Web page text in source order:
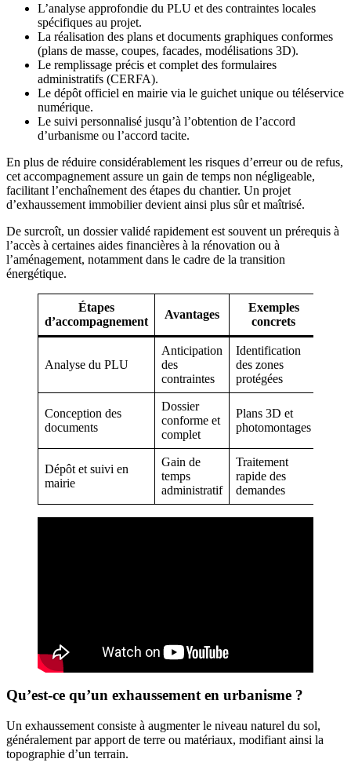
L’analyse approfondie du PLU et des contraintes locales
spécifiques au projet.
La réalisation des plans et documents graphiques conformes
(plans de masse, coupes, facades, modélisations 3D).
Le remplissage précis et complet des formulaires
administratifs (CERFA).
Le dépôt officiel en mairie via le guichet unique ou téléservice
numérique.
Le suivi personnalisé jusqu’à l’obtention de l’accord
d’urbanisme ou l’accord tacite.
En plus de réduire considérablement les risques d’erreur ou de refus,
cet accompagnement assure un gain de temps non négligeable,
facilitant l’enchaînement des étapes du chantier. Un projet
d’exhaussement immobilier devient ainsi plus sûr et maîtrisé.
De surcroît, un dossier validé rapidement est souvent un prérequis à
l’accès à certaines aides financières à la rénovation ou à
l’aménagement, notamment dans le cadre de la transition
énergétique.
Étapes
d’accompagnement
Avantages
Exemples
concrets
Analyse du PLU
Anticipation
des
contraintes
Identification
des zones
protégées
Conception des
documents
Dossier
conforme et
complet
Plans 3D et
photomontages
Dépôt et suivi en
mairie
Gain de
temps
administratif
Traitement
rapide des
demandes
Qu’est-ce qu’un exhaussement en urbanisme ?
Un exhaussement consiste à augmenter le niveau naturel du sol,
généralement par apport de terre ou matériaux, modifiant ainsi la
topographie d’un terrain.